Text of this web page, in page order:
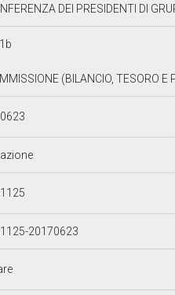
DEI PRESIDENTI DI
(BILANCIO, TESORO
20170623